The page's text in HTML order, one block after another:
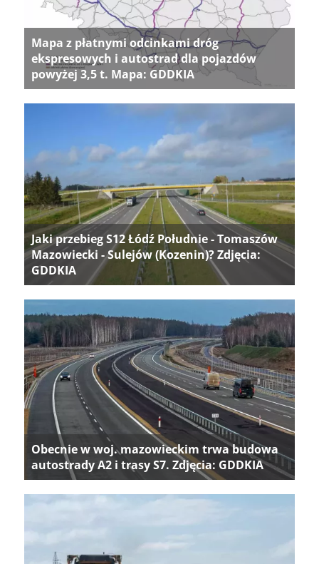
Mapa z płatnymi odcinkami dróg
ekspresowych i autostrad dla pojazdów
powyżej 3,5 t. Mapa: GDDKIA
Jaki przebieg S12 Łódź Południe - Tomaszów
Mazowiecki - Sulejów (Kozenin)? Zdjęcia:
GDDKIA
Obecnie w woj. mazowieckim trwa budowa
autostrady A2 i trasy S7. Zdjęcia: GDDKIA